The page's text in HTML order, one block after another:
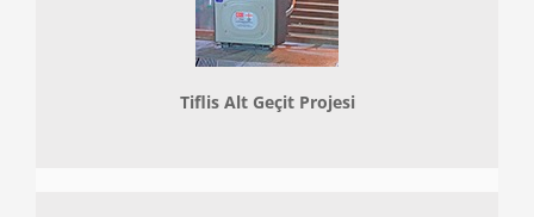
Tiflis Alt Geçit Projesi